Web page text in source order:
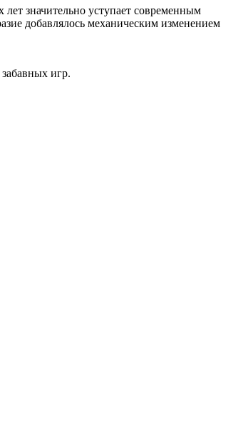
значительно уступает современным
добавлялось механическим изменением
игр.